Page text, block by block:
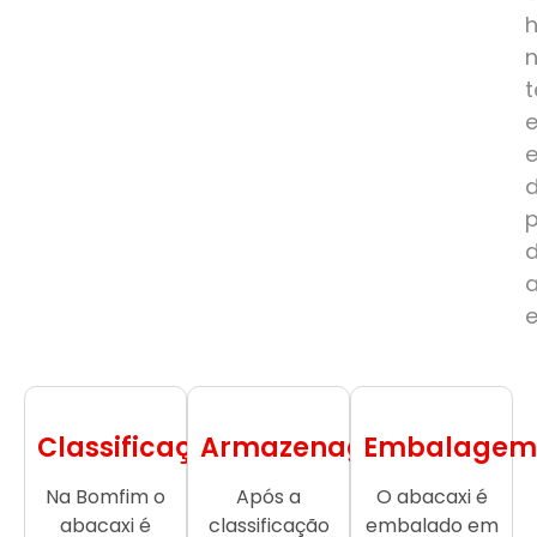
e
Classificação
Na Bomfim o
abacaxi é
Armazenagem
Após a
classificação
Embalagem
O abacaxi é
embalado em